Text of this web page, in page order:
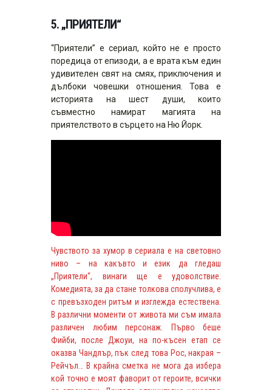
5. „ПРИЯТЕЛИ“
“Приятели” е сериал, който не е просто
поредица от епизоди, а е врата към един
удивителен свят на смях, приключения и
дълбоки човешки отношения. Това е
историята на шест души, които
съвместно намират магията на
приятелството в сърцето на Ню Йорк.
Чувството за хумор в сериала е на световно
ниво – на какъвто и език да гледаш
„Приятели“, винаги ще е удоволствие.
Комедията, за да стане толкова сполучлива, е
с превъзходен ритъм и изглежда естествена.
В различни моменти от живота ми съм имала
различен любим персонаж. Първо беше
Фийби, после Джоуи, на по-късен етап се
оказва Чандлър, пък след това Рос, накрая –
Рейчъл… В крайна сметка не мога да избера
кой точно е моят фаворит от героите, всички